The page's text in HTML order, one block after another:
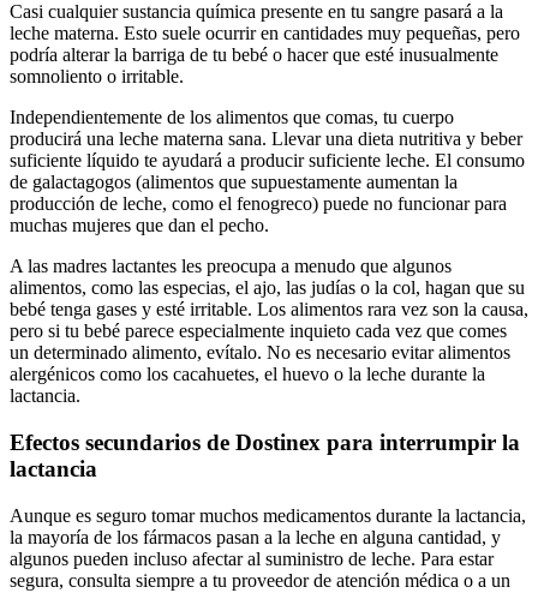
Casi cualquier sustancia química presente en tu sangre pasará a la
leche materna. Esto suele ocurrir en cantidades muy pequeñas, pero
podría alterar la barriga de tu bebé o hacer que esté inusualmente
somnoliento o irritable.
Independientemente de los alimentos que comas, tu cuerpo
producirá una leche materna sana. Llevar una dieta nutritiva y beber
suficiente líquido te ayudará a producir suficiente leche. El consumo
de galactagogos (alimentos que supuestamente aumentan la
producción de leche, como el fenogreco) puede no funcionar para
muchas mujeres que dan el pecho.
A las madres lactantes les preocupa a menudo que algunos
alimentos, como las especias, el ajo, las judías o la col, hagan que su
bebé tenga gases y esté irritable. Los alimentos rara vez son la causa,
pero si tu bebé parece especialmente inquieto cada vez que comes
un determinado alimento, evítalo. No es necesario evitar alimentos
alergénicos como los cacahuetes, el huevo o la leche durante la
lactancia.
Efectos secundarios de Dostinex para interrumpir la
lactancia
Aunque es seguro tomar muchos medicamentos durante la lactancia,
la mayoría de los fármacos pasan a la leche en alguna cantidad, y
algunos pueden incluso afectar al suministro de leche. Para estar
segura, consulta siempre a tu proveedor de atención médica o a un